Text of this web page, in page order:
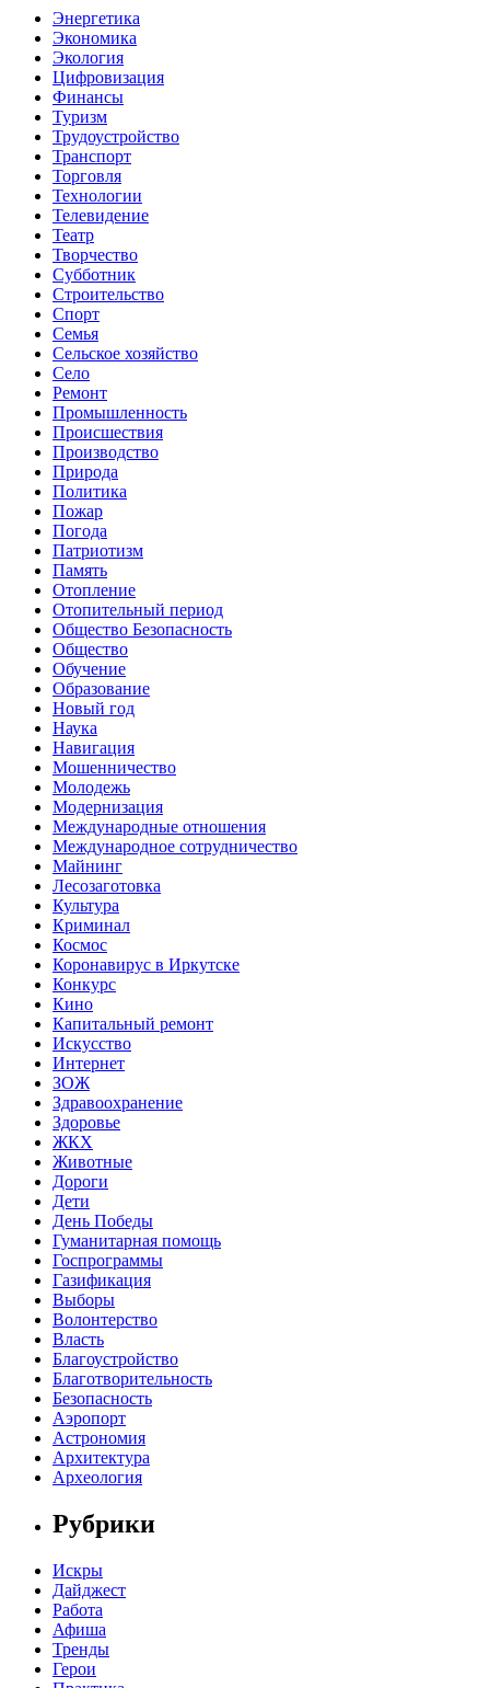
Энергетика
Экономика
Экология
Цифровизация
Финансы
Туризм
Трудоустройство
Транспорт
Торговля
Технологии
Телевидение
Театр
Творчество
Субботник
Строительство
Спорт
Семья
Сельское хозяйство
Село
Ремонт
Промышленность
Происшествия
Производство
Природа
Политика
Пожар
Погода
Патриотизм
Память
Отопление
Отопительный период
Общество Безопасность
Общество
Обучение
Образование
Новый год
Наука
Навигация
Мошенничество
Молодежь
Модернизация
Международные отношения
Международное сотрудничество
Майнинг
Лесозаготовка
Культура
Криминал
Космос
Коронавирус в Иркутске
Конкурс
Кино
Капитальный ремонт
Искусство
Интернет
ЗОЖ
Здравоохранение
Здоровье
ЖКХ
Животные
Дороги
Дети
День Победы
Гуманитарная помощь
Госпрограммы
Газификация
Выборы
Волонтерство
Власть
Благоустройство
Благотворительность
Безопасность
Аэропорт
Астрономия
Архитектура
Археология
Рубрики
Искры
Дайджест
Работа
Афиша
Тренды
Герои